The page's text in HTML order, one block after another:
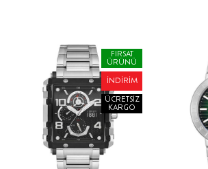
FIRSAT
ÜRÜNÜ
İNDIRIM
ÜCRETSIZ
KARGO